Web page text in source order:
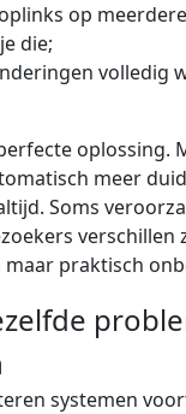
op
die;
volledig
oplossing.
meer
Soms
verschillen
praktisch
systemen